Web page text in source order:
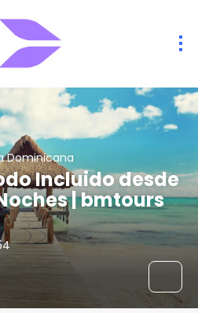
Dominicana
Incluido desde
| bmtours